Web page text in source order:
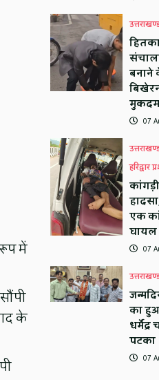
में
के
बनाने
07
हरिद्वार
एक
घायल
07
का
पटका
07